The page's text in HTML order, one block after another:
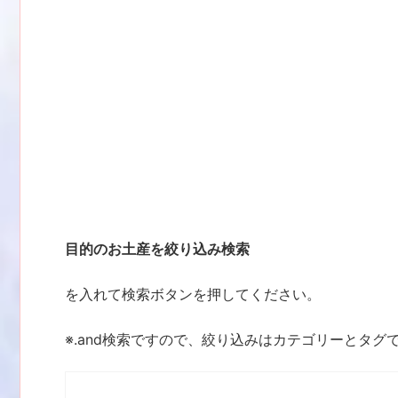
目的のお土産を絞り込み検索
を入れて検索ボタンを押してください。
※.and検索ですので、絞り込みはカテゴリーとタグ